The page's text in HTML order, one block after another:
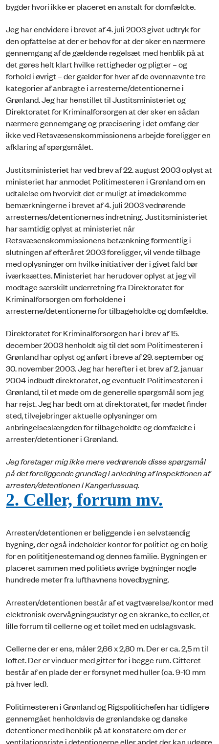
bygder hvori ikke er placeret en anstalt for domfældte.
Jeg har endvidere i brevet af 4. juli 2003 givet udtryk for
den opfattelse at der er behov for at der sker en nærmere
gennemgang af de gældende regelsæt med henblik på at
det gøres helt klart hvilke rettigheder og pligter – og
forhold i øvrigt – der gælder for hver af de ovennævnte tre
kategorier af anbragte i arresterne/detentionerne i
Grønland. Jeg har henstillet til Justitsministeriet og
Direktoratet for Kriminalforsorgen at der sker en sådan
nærmere gennemgang og præcisering i det omfang der
ikke ved Retsvæsenskommissionens arbejde foreligger en
afklaring af spørgsmålet.
Justitsministeriet har ved brev af 22. august 2003 oplyst at
ministeriet har anmodet Politimesteren i Grønland om en
udtalelse om hvorvidt det er muligt at imødekomme
bemærkningerne i brevet af 4. juli 2003 vedrørende
arresternes/detentionernes indretning. Justitsministeriet
har samtidig oplyst at ministeriet når
Retsvæsenskommissionens betænkning formentlig i
slutningen af efteråret 2003 foreligger, vil vende tilbage
med oplysninger om hvilke initiativer der i givet fald bør
iværksættes. Ministeriet har herudover oplyst at jeg vil
modtage særskilt underretning fra Direktoratet for
Kriminalforsorgen om forholdene i
arresterne/detentionerne for tilbageholdte og domfældte.
Direktoratet for Kriminalforsorgen har i brev af 15.
december 2003 henholdt sig til det som Politimesteren i
Grønland har oplyst og anført i breve af 29. september og
30. november 2003. Jeg har herefter i et brev af 2. januar
2004 indbudt direktoratet, og eventuelt Politimesteren i
Grønland, til et møde om de generelle spørgsmål som jeg
har rejst. Jeg har bedt om at direktoratet, før mødet finder
sted, tilvejebringer aktuelle oplysninger om
anbringelseslængden for tilbageholdte og domfældte i
arrester/detentioner i Grønland.
Jeg foretager mig ikke mere vedrørende disse spørgsmål
på det foreliggende grundlag i anledning af inspektionen af
arresten/detentionen i Kangerlussuaq.
2. Celler, forrum mv.
Arresten/detentionen er beliggende i en selvstændig
bygning, der også indeholder kontor for politiet og en bolig
for en polititjenestemand og dennes familie. Bygningen er
placeret sammen med politiets øvrige bygninger nogle
hundrede meter fra lufthavnens hovedbygning.
Arresten/detentionen består af et vagtværelse/kontor med
elektronisk overvågningsudstyr og en skranke, to celler, et
lille forrum til cellerne og et toilet med en udslagsvask.
Cellerne der er ens, måler 2,66 x 2,80 m. Der er ca. 2,5 m til
loftet. Der er vinduer med gitter for i begge rum. Gitteret
består af en plade der er forsynet med huller (ca. 9-10 mm
på hver led).
Politimesteren i Grønland og Rigspolitichefen har tidligere
gennemgået henholdsvis de grønlandske og danske
detentioner med henblik på at konstatere om der er
ventilationsriste i detentionerne eller andet der kan udgøre